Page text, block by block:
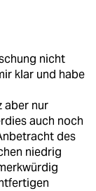
nicht
klar und habe
aber nur
auch noch
des
niedrig